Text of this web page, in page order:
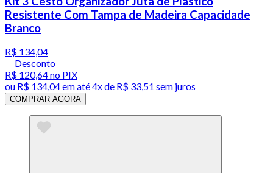
Resistente Com Tampa de Madeira Capacidade
Branco
R$ 134,04
Desconto
R$ 120,64no PIX
ou R$ 134,04em até4x de R$ 33,51 sem juros
COMPRAR AGORA